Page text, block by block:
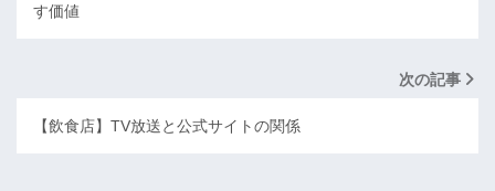
す価値
次の記事
【飲食店】TV放送と公式サイトの関係